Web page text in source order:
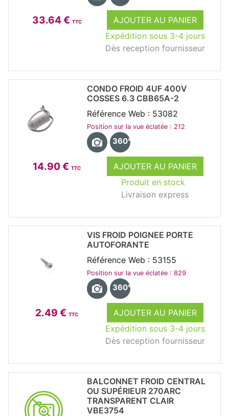
33.64 € TTC
AJOUTER AU PANIER
Expédition sous 3-4 jours
Dès reception fournisseur
14.90 € TTC
AJOUTER AU PANIER
Produit en stock
Livraison express
CONDO FROID 4UF 400V
COSSES 6.3 CBB65A-2
Référence Web : 53082
Position sur la vue éclatée : 212
360°
2.49 € TTC
AJOUTER AU PANIER
Expédition sous 3-4 jours
Dès reception fournisseur
VIS FROID POIGNEE PORTE
AUTOFORANTE
Référence Web : 53155
Position sur la vue éclatée : 829
360°
BALCONNET FROID CENTRAL
OU SUPÉRIEUR 270ARC
TRANSPARENT CLAIR
VBE3754